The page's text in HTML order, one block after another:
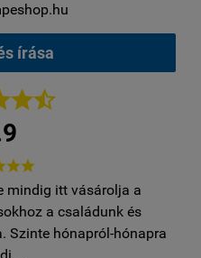
írása


mindig itt vásárolja a
a családunk és
Szinte hónapról-hónapra